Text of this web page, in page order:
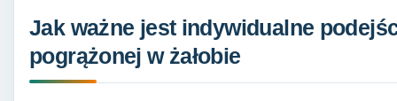
Jak ważne jest indywidualne
pogrążonej w żałobie